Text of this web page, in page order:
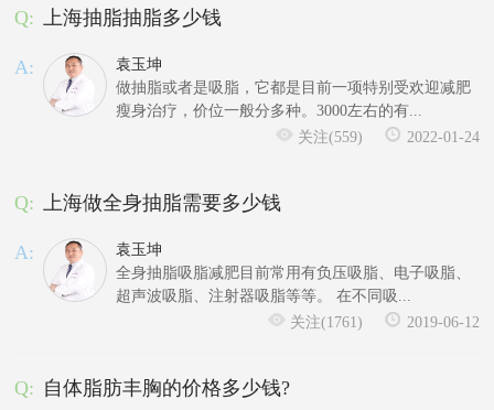
Q: 上海抽脂抽脂多少钱
A:
袁玉坤
做抽脂或者是吸脂，它都是目前一项特别受欢迎减肥
瘦身治疗，价位一般分多种。3000左右的有...
关注(559)
2022-01-24
Q: 上海做全身抽脂需要多少钱
A:
袁玉坤
全身抽脂吸脂减肥目前常用有负压吸脂、电子吸脂、
超声波吸脂、注射器吸脂等等。 在不同吸...
关注(1761)
2019-06-12
Q: 自体脂肪丰胸的价格多少钱?